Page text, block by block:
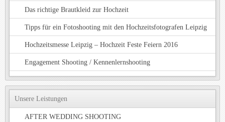
Das richtige Brautkleid zur Hochzeit
Tipps für ein Fotoshooting mit den Hochzeitsfotografen Leipzig
Hochzeitsmesse Leipzig – Hochzeit Feste Feiern 2016
Engagement Shooting / Kennenlernshooting
Unsere Leistungen
AFTER WEDDING SHOOTING